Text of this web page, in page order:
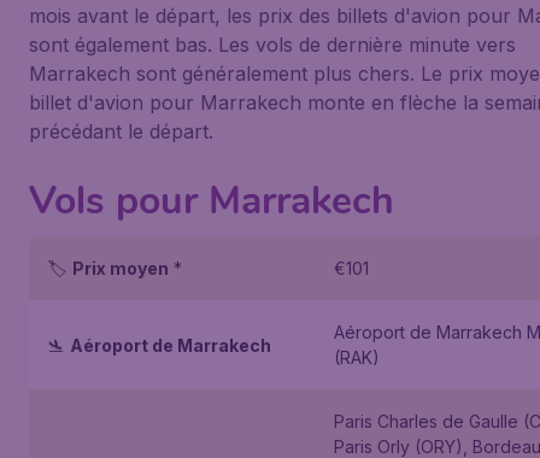
mois avant le départ, les prix des billets d'avion pour
sont également bas. Les vols de dernière minute vers
Marrakech sont généralement plus chers. Le prix
billet d'avion pour Marrakech monte en flèche la
précédant le départ.
Vols pour Marrakech
🏷️ Prix moyen * €101
🛬 Aéroport de Marrakech
Aéroport de Marrakech
(RAK)
Paris Charles de Gaulle
Paris Orly (ORY),